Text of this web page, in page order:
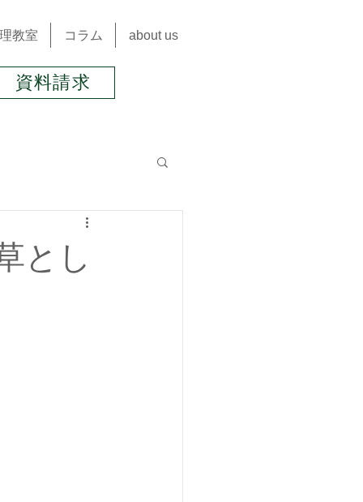
教室 コラム about us
資料請求
とし